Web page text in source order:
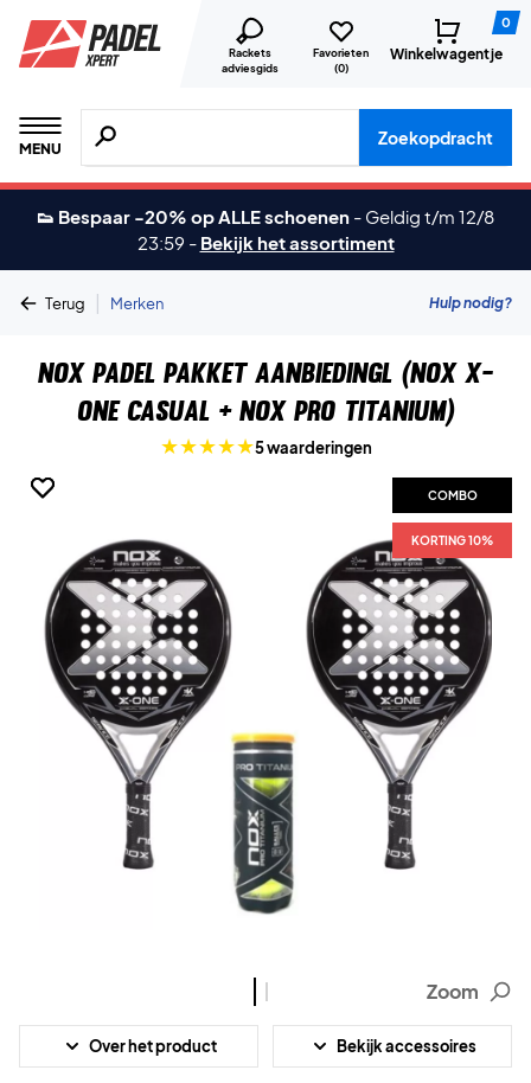
Rackets
adviesgids
Favorieten
(0)
0
Winkelwagentje
MENU
Zoeken naar producten, merken etc.
Zoekopdracht
👟 Bespaar -20% op ALLE schoenen - Geldig t/m 12/8
23:59 - Bekijk het assortiment
Terug | Merken Hulp nodig?
Nox Padel Pakket Aanbiedingl (Nox X-
One Casual + Nox Pro Titanium)
5 waarderingen
COMBO
KORTING 10%
COMBO
KORTING 10%
Zoom
Over het product Bekijk accessoires